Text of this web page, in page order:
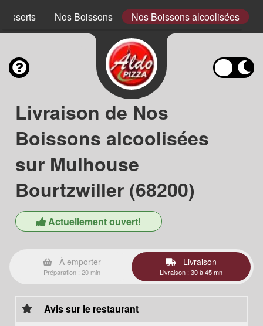
Nos Boissons Nos Boissons alcoolisées
Livraison de Nos
Boissons alcoolisées
sur Mulhouse
Bourtzwiller (68200)
Actuellement ouvert!
À emporter
Préparation : 20 min
Livraison
Livraison : 30 à 45 mn
Avis sur le restaurant